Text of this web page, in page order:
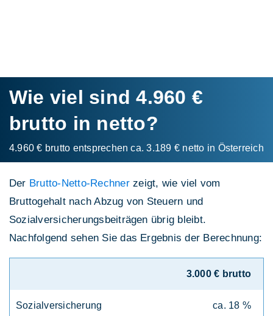
Wie viel sind 4.960 €
brutto in netto?
4.960 € brutto entsprechen ca. 3.189 € netto in Österreich
Der Brutto-Netto-Rechnerzeigt, wie viel vom
Bruttogehalt nach Abzug von Steuern und
Sozialversicherungsbeiträgen übrig bleibt.
Nachfolgend sehen Sie das Ergebnis der Berechnung:
3.000 € brutto
Sozialversicherung ca. 18 %